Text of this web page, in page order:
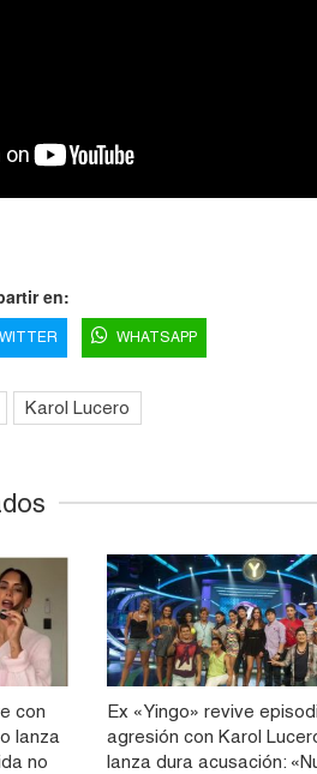
en:
WHATSAPP
Karol Lucero
con
lanza
no
Ex «Yingo» revive
agresión con Karol
lanza dura acusación: